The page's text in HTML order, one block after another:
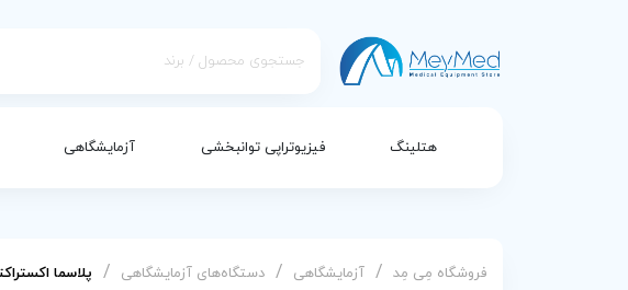
هتلینگ فیزیوتراپی توانبخشی آزمایشگاهی
فروشگاه مِی مِد / آزمایشگاهی / دستگاه‌های آزمایشگاهی / پلاسما